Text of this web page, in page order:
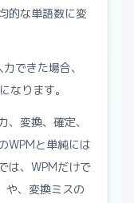
的な単語数に変
できた場合、
ります。
変換、確定、
WPMと単純には
は、WPMだけで
や、変換ミスの